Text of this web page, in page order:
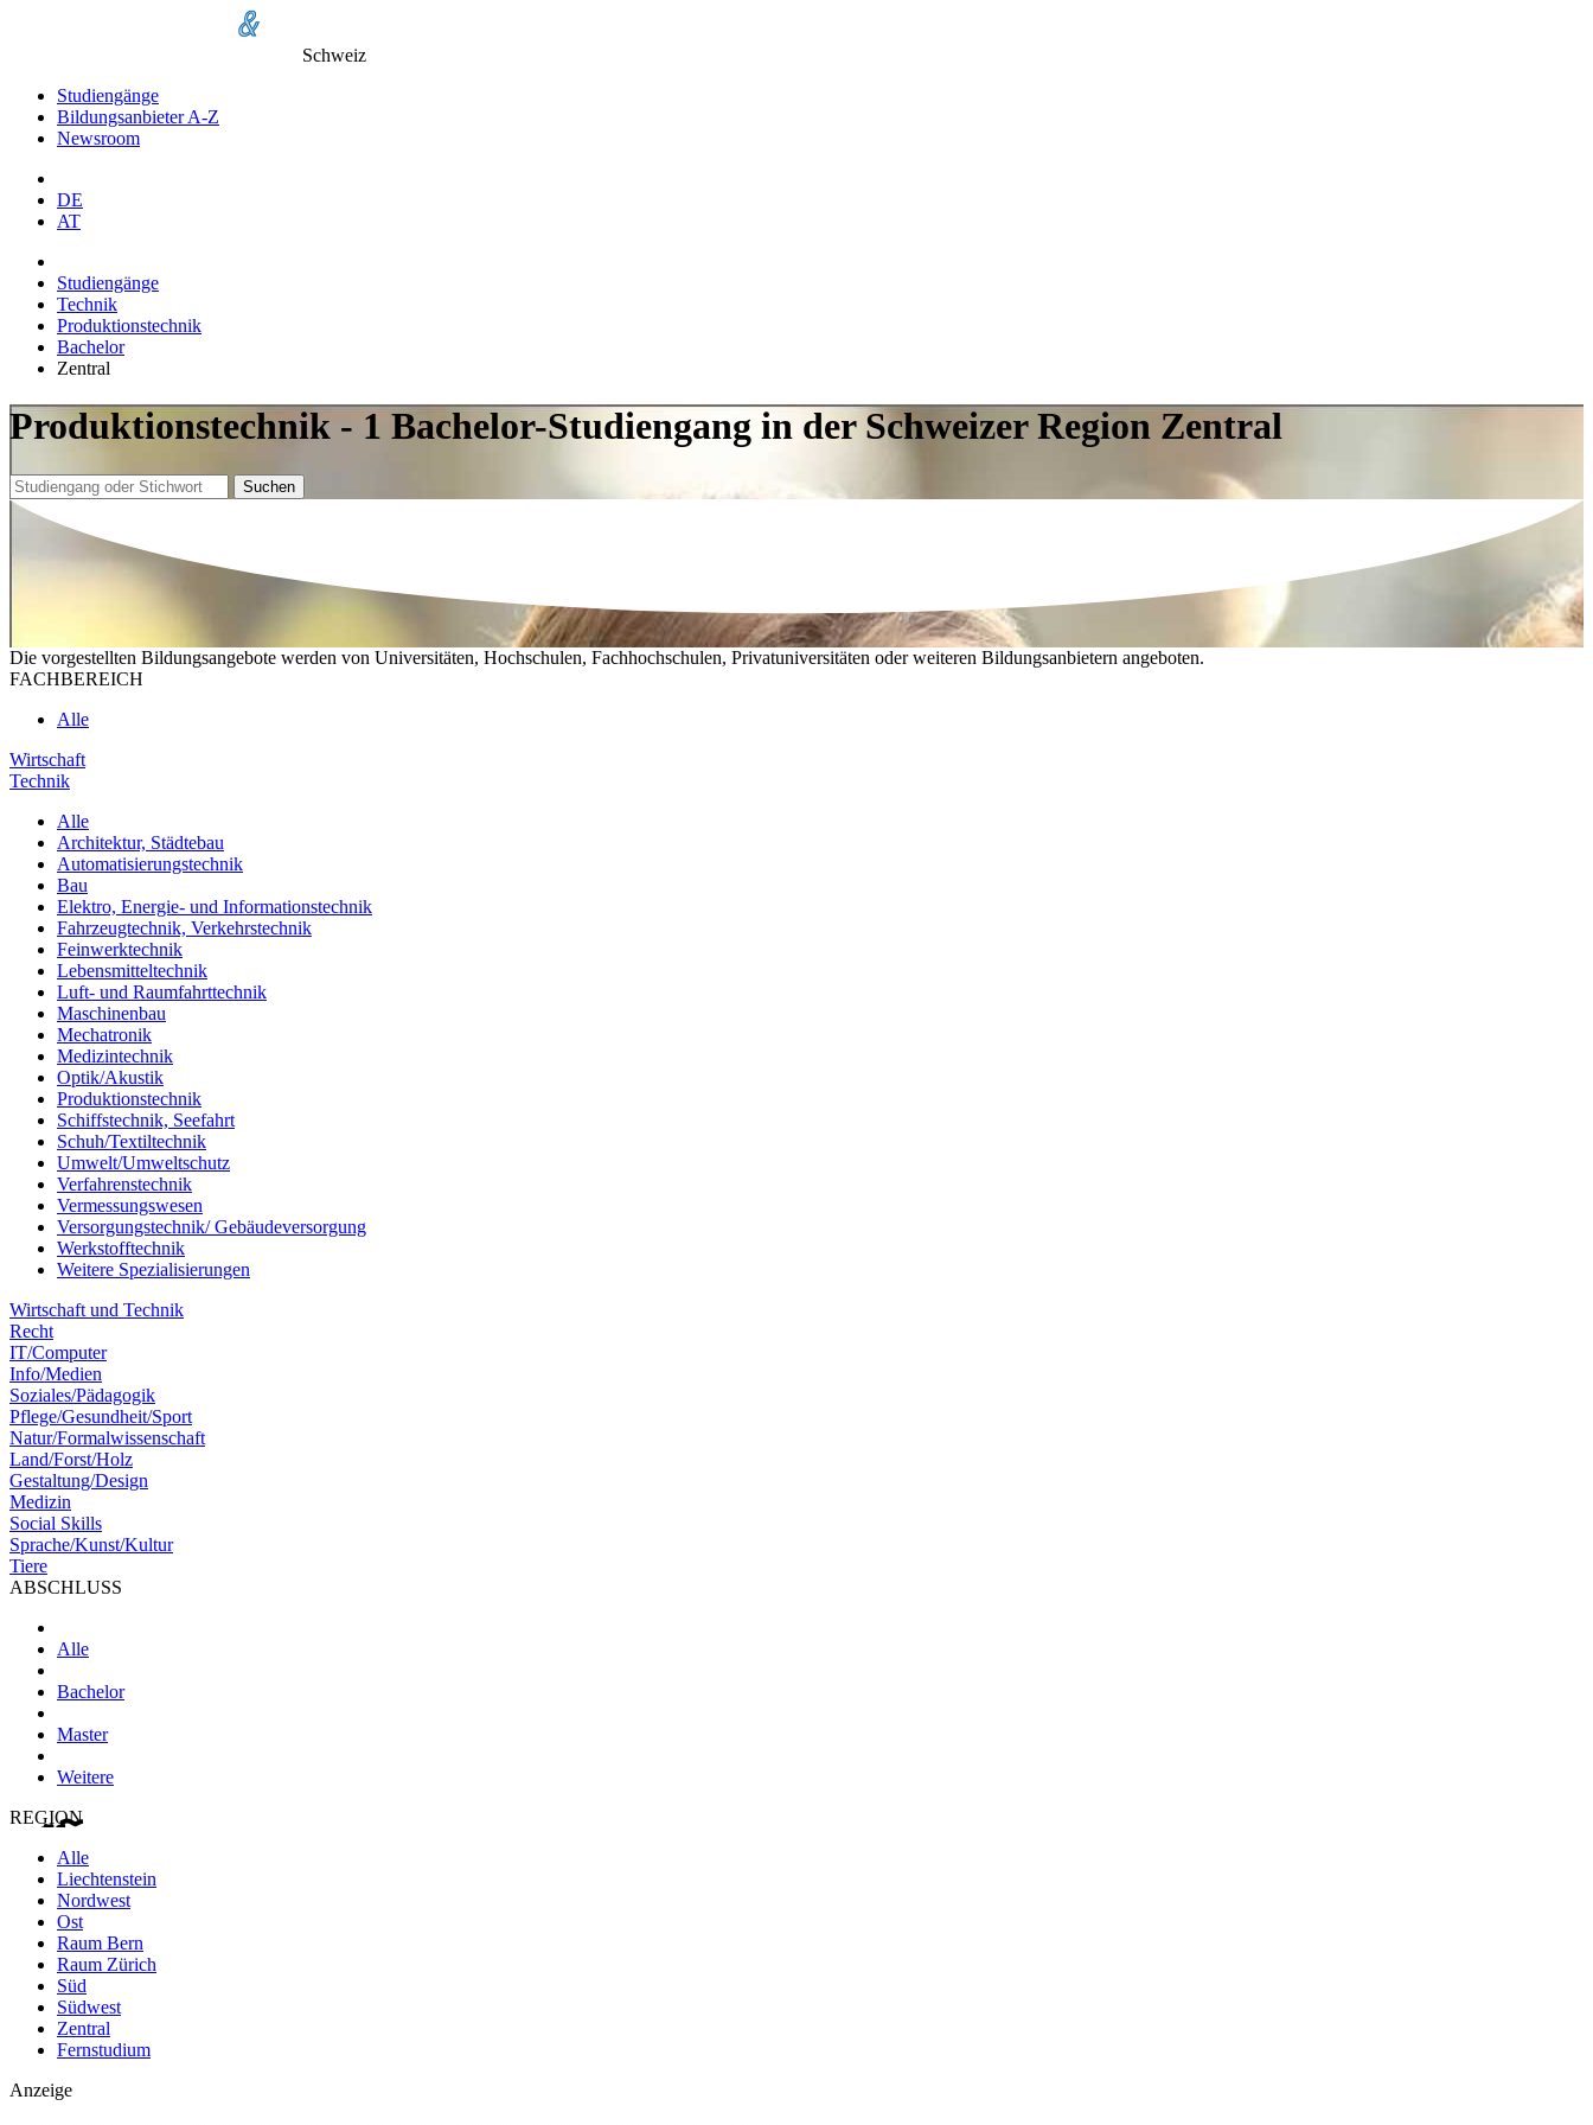
Schweiz
Studiengänge
Bildungsanbieter A-Z
Newsroom
DE
AT
Studiengänge
Technik
Produktionstechnik
Bachelor
Zentral
Produktionstechnik - 1 Bachelor-Studiengang in der Schweizer Region Zentral
Suchen
Die vorgestellten Bildungsangebote werden von Universitäten, Hochschulen, Fachhochschulen, Privatuniversitäten oder weiteren Bildungsanbietern angeboten.
FACHBEREICH
Alle
Wirtschaft
Technik
Alle
Architektur, Städtebau
Automatisierungstechnik
Bau
Elektro, Energie- und Informationstechnik
Fahrzeugtechnik, Verkehrstechnik
Feinwerktechnik
Lebensmitteltechnik
Luft- und Raumfahrttechnik
Maschinenbau
Mechatronik
Medizintechnik
Optik/Akustik
Produktionstechnik
Schiffstechnik, Seefahrt
Schuh/Textiltechnik
Umwelt/Umweltschutz
Verfahrenstechnik
Vermessungswesen
Versorgungstechnik/ Gebäudeversorgung
Werkstofftechnik
Weitere Spezialisierungen
Wirtschaft und Technik
Recht
IT/Computer
Info/Medien
Soziales/Pädagogik
Pflege/Gesundheit/Sport
Natur/Formalwissenschaft
Land/Forst/Holz
Gestaltung/Design
Medizin
Social Skills
Sprache/Kunst/Kultur
Tiere
ABSCHLUSS
Alle
Bachelor
Master
Weitere
REGION
Alle
Liechtenstein
Nordwest
Ost
Raum Bern
Raum Zürich
Süd
Südwest
Zentral
Fernstudium
Anzeige